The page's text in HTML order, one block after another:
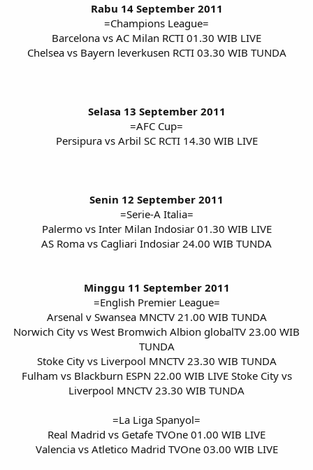
Rabu 14 September 2011
=Champions League=
Barcelona vs AC Milan RCTI 01.30 WIB LIVE
Chelsea vs Bayern leverkusen RCTI 03.30 WIB TUNDA
Selasa 13 September 2011
=AFC Cup=
Persipura vs Arbil SC RCTI 14.30 WIB LIVE
Senin 12 September 2011
=Serie-A Italia=
Palermo vs Inter Milan Indosiar 01.30 WIB LIVE
AS Roma vs Cagliari Indosiar 24.00 WIB TUNDA
Minggu 11 September 2011
=English Premier League=
Arsenal v Swansea MNCTV 21.00 WIB TUNDA
Norwich City vs West Bromwich Albion globalTV 23.00 WIB
TUNDA
Stoke City vs Liverpool MNCTV 23.30 WIB TUNDA
Fulham vs Blackburn ESPN 22.00 WIB LIVE Stoke City vs
Liverpool MNCTV 23.30 WIB TUNDA
=La Liga Spanyol=
Real Madrid vs Getafe TVOne 01.00 WIB LIVE
Valencia vs Atletico Madrid TVOne 03.00 WIB LIVE